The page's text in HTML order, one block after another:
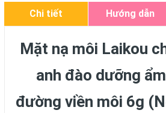
Chi tiết Hướng dẫn
Mặt nạ môi Laikou
anh đào dưỡng
đường viền môi 6g